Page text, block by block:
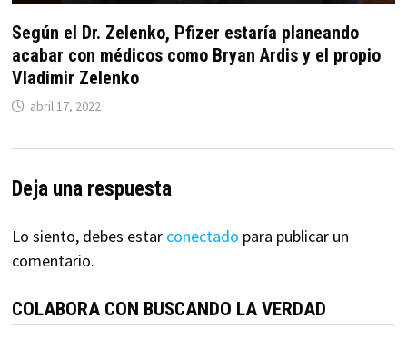
Según el Dr. Zelenko, Pfizer estaría planeando
acabar con médicos como Bryan Ardis y el propio
Vladimir Zelenko
abril 17, 2022
Deja una respuesta
Lo siento, debes estar conectado para publicar un
comentario.
COLABORA CON BUSCANDO LA VERDAD